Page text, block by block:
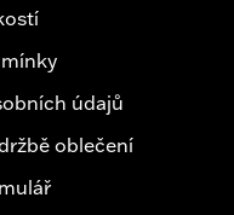
údajů
oblečení